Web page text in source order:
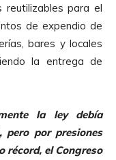
para el
de expendio de
bares y locales
la entrega de
la ley debía
pero por presiones
récord, el Congreso